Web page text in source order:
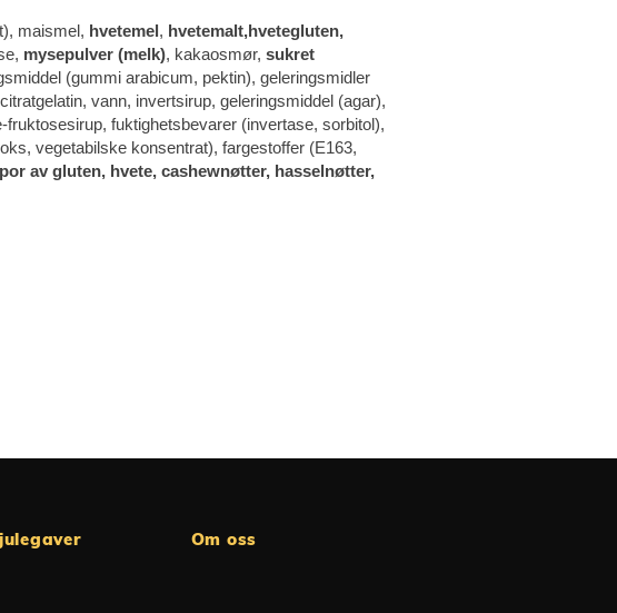
maismel, hvetemel, hvetemalt,hvetegluten,
mysepulver (melk), kakaosmør, sukret
(gummi arabicum, pektin), geleringsmidler
vann, invertsirup, geleringsmiddel (agar),
fuktighetsbevarer (invertase, sorbitol),
vegetabilske konsentrat), fargestoffer (E163,
av gluten, hvete, cashewnøtter, hasselnøtter,
Om oss